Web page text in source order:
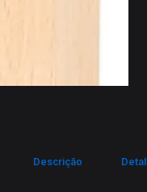
Descrição